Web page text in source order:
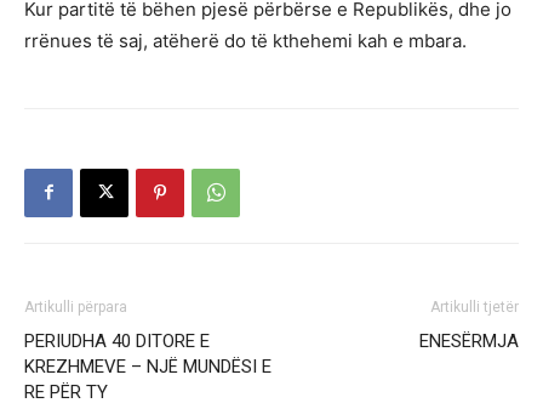
Kur partitë të bëhen pjesë përbërse e Republikës, dhe jo
rrënues të saj, atëherë do të kthehemi kah e mbara.
Artikulli përpara
PERIUDHA 40 DITORE E
KREZHMEVE – NJË MUNDËSI E
RE PËR TY
Artikulli tjetër
ENESËRMJA